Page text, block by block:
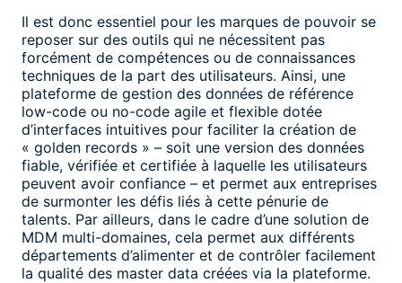
Il est donc essentiel pour les marques de pouvoir se
reposer sur des outils qui ne nécessitent pas
forcément de compétences ou de connaissances
techniques de la part des utilisateurs. Ainsi, une
plateforme de gestion des données de référence
low-code ou no-code agile et flexible dotée
d’interfaces intuitives pour faciliter la création de
« golden records » – soit une version des données
fiable, vérifiée et certifiée à laquelle les utilisateurs
peuvent avoir confiance – et permet aux entreprises
de surmonter les défis liés à cette pénurie de
talents. Par ailleurs, dans le cadre d’une solution de
MDM multi-domaines, cela permet aux différents
départements d’alimenter et de contrôler facilement
la qualité des master data créées via la plateforme.